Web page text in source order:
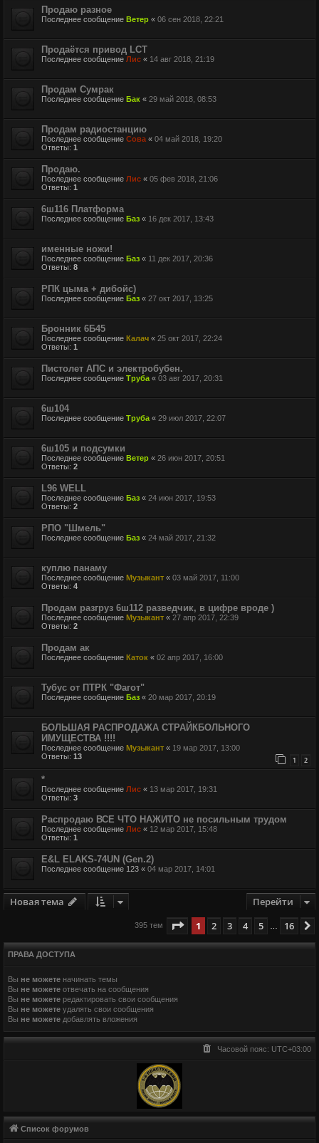
Продаю разное
Последнее сообщение Ветер « 06 сен 2018, 22:21
Продаётся привод LCT
Последнее сообщение Лис « 14 авг 2018, 21:19
Продам Сумрак
Последнее сообщение Бак « 29 май 2018, 08:53
Продам радиостанцию
Последнее сообщение Сова « 04 май 2018, 19:20
Ответы: 1
Продаю.
Последнее сообщение Лис « 05 фев 2018, 21:06
Ответы: 1
6ш116 Платформа
Последнее сообщение Баз « 16 дек 2017, 13:43
именные ножи!
Последнее сообщение Баз « 11 дек 2017, 20:36
Ответы: 8
РПК цыма + дибойс)
Последнее сообщение Баз « 27 окт 2017, 13:25
Бронник 6Б45
Последнее сообщение Калач « 25 окт 2017, 22:24
Ответы: 1
Пистолет АПС и электробубен.
Последнее сообщение Труба « 03 авг 2017, 20:31
6ш104
Последнее сообщение Труба « 29 июл 2017, 22:07
6ш105 и подсумки
Последнее сообщение Ветер « 26 июн 2017, 20:51
Ответы: 2
L96 WELL
Последнее сообщение Баз « 24 июн 2017, 19:53
Ответы: 2
РПО "Шмель"
Последнее сообщение Баз « 24 май 2017, 21:32
куплю панаму
Последнее сообщение Музыкант « 03 май 2017, 11:00
Ответы: 4
Продам разгруз 6ш112 разведчик, в цифре вроде )
Последнее сообщение Музыкант « 27 апр 2017, 22:39
Ответы: 2
Продам ак
Последнее сообщение Каток « 02 апр 2017, 16:00
Тубус от ПТРК "Фагот"
Последнее сообщение Баз « 20 мар 2017, 20:19
БОЛЬШАЯ РАСПРОДАЖА СТРАЙКБОЛЬНОГО
ИМУЩЕСТВА !!!!
Последнее сообщение Музыкант « 19 мар 2017, 13:00
Ответы: 13 1 2
*
Последнее сообщение Лис « 13 мар 2017, 19:31
Ответы: 3
Распродаю ВСЕ ЧТО НАЖИТО не посильным трудом
Последнее сообщение Лис « 12 мар 2017, 15:48
Ответы: 1
E&L ELAKS-74UN (Gen.2)
Последнее сообщение 123 « 04 мар 2017, 14:01
Новая тема Перейти
395 тем Страница из 16
1 2 3 4 5 16
ПРАВА ДОСТУПА
Вы не можете начинать темы
Вы не можете отвечать на сообщения
Вы не можете редактировать свои сообщения
Вы не можете удалять свои сообщения
Вы не можете добавлять вложения
Часовой пояс: UTC+03:00
Список форумов